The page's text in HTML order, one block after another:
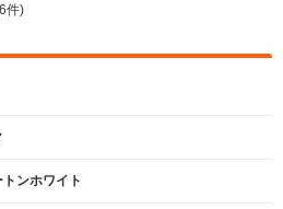
件)
ンホワイト